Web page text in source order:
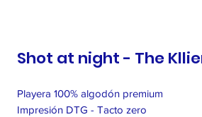
Shot at night - The
Playera 100% algodón premium
Impresión DTG - Tacto zero